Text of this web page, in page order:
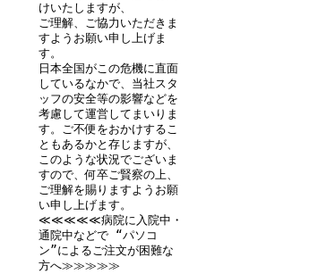
けいたしますが、
ご理解、ご協力いただきま
すようお願い申し上げま
す。
日本全国がこの危機に直面
しているなかで、当社スタ
ッフの安全等の影響などを
考慮して運営してまいりま
す。ご不便をおかけするこ
ともあるかと存じますが、
このような状況でございま
すので、何卒ご賢察の上、
ご理解を賜りますようお願
い申し上げます。
≪≪≪≪≪病院に入院中・
通院中などで “パソコ
ン”によるご注文が困難な
方へ≫≫≫≫≫